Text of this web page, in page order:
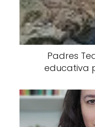
Padres
educativa